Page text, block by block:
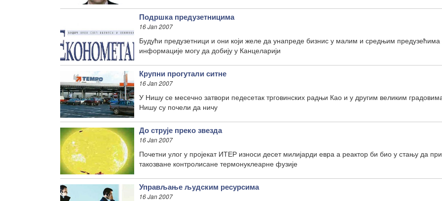
Подршка предузетницима
16 Jan 2007
Будући предузетници и они који желе да унапреде бизнис у малим и средњим предузећима
информације могу да добију у Канцеларији
Крупни прогутали ситне
16 Jan 2007
У Нишу се месечно затвори педесетак трговинских радњи Као и у другим великим
Нишу су почели да ничу
До струје преко звезда
16 Jan 2007
Почетни улог у пројекат ИТЕР износи десет милијарди евра а реактор би био у стању да
такозване контролисане термонуклеарне фузије
Управљање људским ресурсима
16 Jan 2007